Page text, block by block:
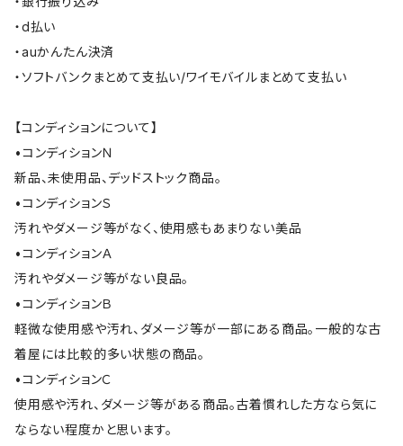
・d払い
・auかんたん決済
・ソフトバンクまとめて支払い/ワイモバイルまとめて支払い
【コンディションについて】
•コンディションＮ
新品、未使用品、デッドストック商品。
•コンディションＳ
汚れやダメージ等がなく、使用感もあまりない美品
•コンディションＡ
汚れやダメージ等がない良品。
•コンディションＢ
軽微な使用感や汚れ、ダメージ等が一部にある商品。一般的な古
着屋には比較的多い状態の商品。
•コンディションＣ
使用感や汚れ、ダメージ等がある商品。古着慣れした方なら気に
ならない程度かと思います。